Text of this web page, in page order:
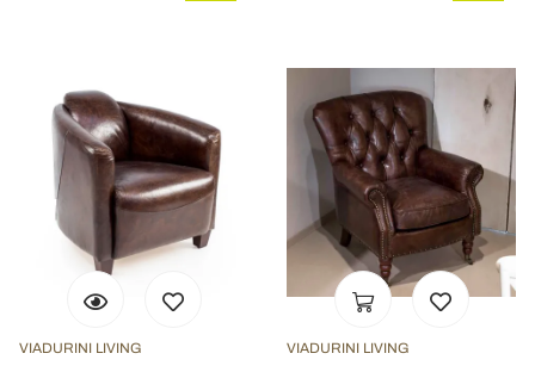
VIADURINI LIVING VIADURINI LIVING